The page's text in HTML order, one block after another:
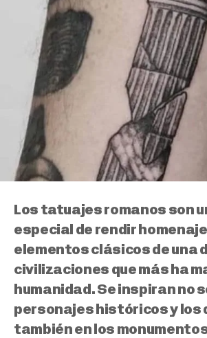
Los tatuajes romanos son
especial de rendir
elementos clásicos de una
civilizaciones que más ha
humanidad. Se inspiran no
personajes históricos y los
también en los